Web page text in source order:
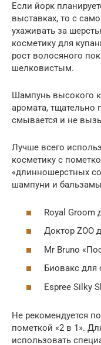
Если йорк
выставках, то с
ухаживать за
косметику для
рост волосяного
шелковистым.
Шампунь высокого
аромата, тщательно
смывается и не
Лучше всего
косметику с
«длинношерстных
шампуни и
Royal Groom
Доктор ZOO
Mr Bruno
Биовакс для
Espree Silky
Не рекомендуется
пометкой «2 в 1».
использовать